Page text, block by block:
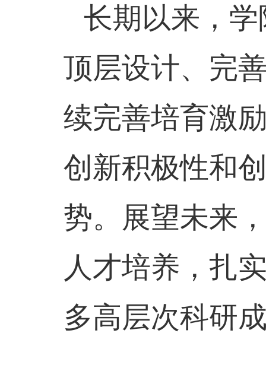
长期以来，
顶层设计、完
续完善培育激
创新积极性和
势。展望未来
人才培养，扎
多高层次科研